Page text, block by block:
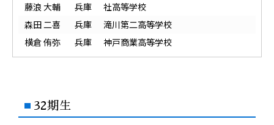
藤浪 大輔
兵庫
社高等学校
森田 二喜
兵庫
滝川第二高等学校
横倉 侑弥
兵庫 神戸商業高等学校
32期生